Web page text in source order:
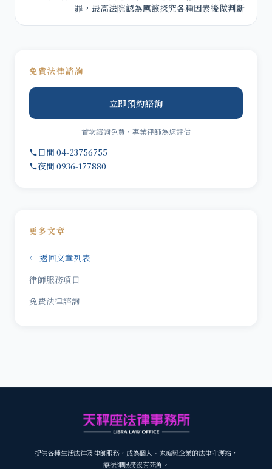
罪，最高法院認為應該探究各種因素後做判斷
免費法律諮詢
立即預約諮詢
首次諮詢免費，專業律師為您評估
日間 04-23756755
夜間 0936-177880
更多文章
← 返回文章列表
律師服務項目
免費法律諮詢
提供各種生活法律及律師服務，成為個人、家庭與企業的法律守護站，
讓法律服務沒有死角。